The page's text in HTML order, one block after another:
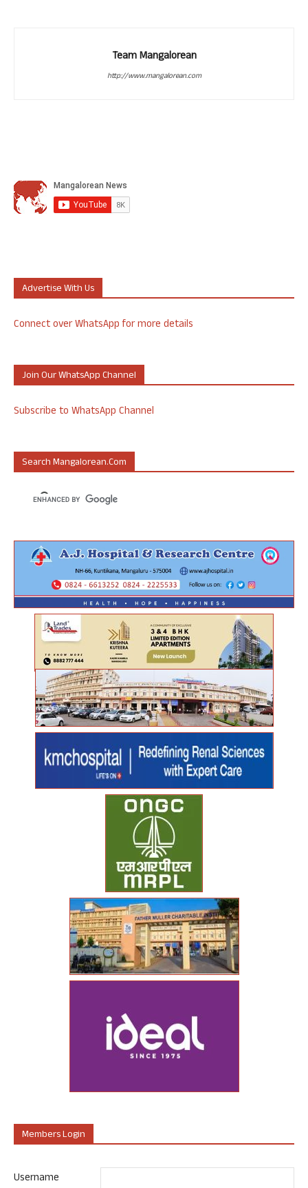
Team Mangalorean
http://www.mangalorean.com
Advertise With Us
Connect over WhatsApp for more details
Join Our WhatsApp Channel
Subscribe to WhatsApp Channel
Search Mangalorean.com
Members Login
Username